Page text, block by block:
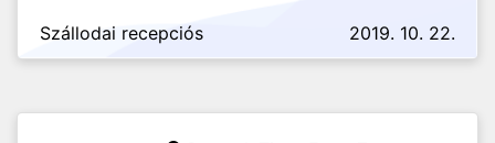
Szállodai recepciós 2019. 10. 22.